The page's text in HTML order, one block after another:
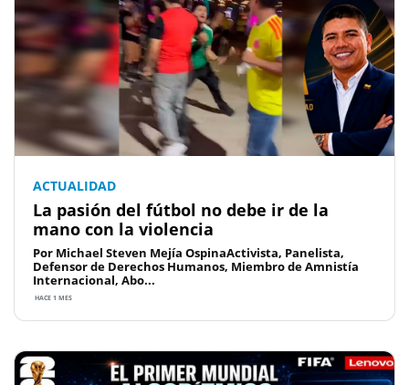
ACTUALIDAD
La pasión del fútbol no debe ir de la
mano con la violencia
Por Michael Steven Mejía OspinaActivista, Panelista,
Defensor de Derechos Humanos, Miembro de Amnistía
Internacional, Abo...
HACE 1 MES